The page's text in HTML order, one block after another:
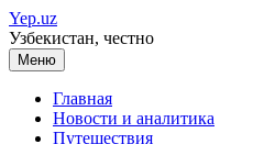
Перейти
к
содержимому
Yep.uz
Узбекистан, честно
Меню
Главная
Новости и аналитика
Путешествия